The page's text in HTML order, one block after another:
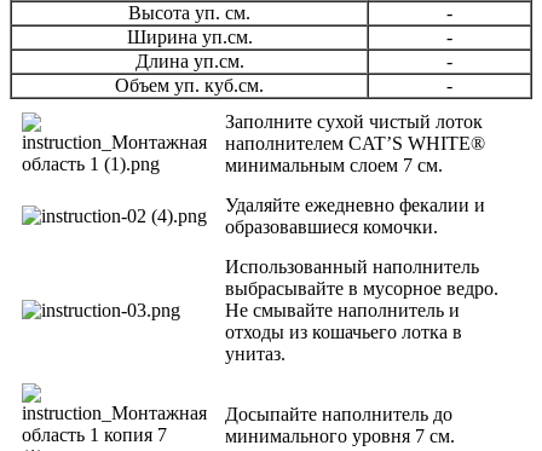
Высота уп. см.
-
Ширина уп.см.
-
Длина уп.см.
-
Объем уп. куб.см.
-
Заполните сухой чистый лоток
наполнителем CAT’S WHITE®
минимальным слоем 7 см.
Удаляйте ежедневно фекалии и
образовавшиеся комочки.
Использованный наполнитель
выбрасывайте в мусорное ведро.
Не смывайте наполнитель и
отходы из кошачьего лотка в
унитаз.
Досыпайте наполнитель до
минимального уровня 7 см.